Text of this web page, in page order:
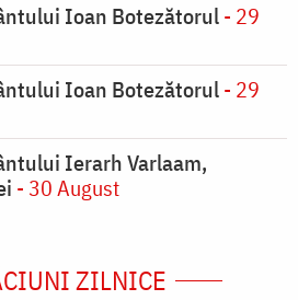
Ioan Botezătorul- 29
Ioan Botezătorul- 29
Ierarh Varlaam,
- 30 August
ZILNICE